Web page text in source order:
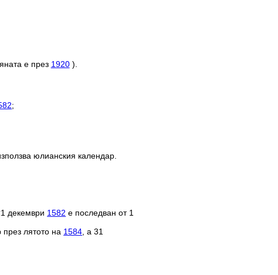
е през 1920).
;
юлианския календар.
декември 1582 е последван от 1
лятото на 1584 , а 31